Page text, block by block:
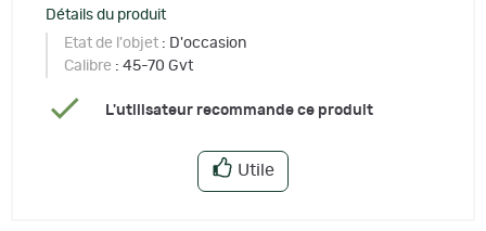
Détails du produit
Etat de l'objet : D'occasion
Calibre : 45-70 Gvt
L'utilisateur recommande ce produit
Utile